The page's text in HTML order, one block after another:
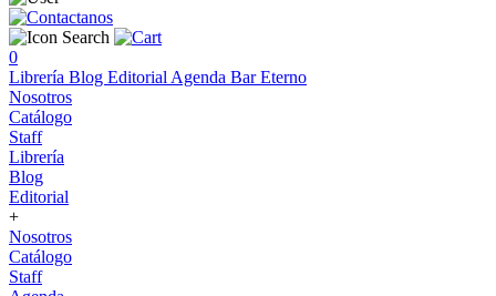
0
Librería Blog Editorial Agenda Bar Eterno
Nosotros
Catálogo
Staff
Librería
Blog
Editorial
+
Nosotros
Catálogo
Staff